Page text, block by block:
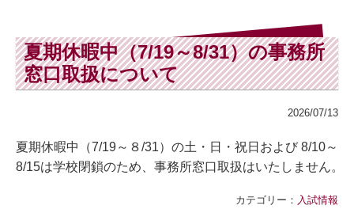
夏期休暇中（7/19～8/31）の事務所
窓口取扱について
2026/07/13
夏期休暇中（7/19～８/31）の土・日・祝日および 8/10～
8/15は学校閉鎖のため、事務所窓口取扱はいたしません。
カテゴリー： 入試情報